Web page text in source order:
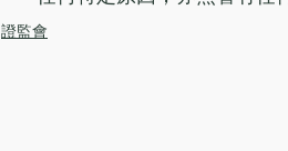
證監會